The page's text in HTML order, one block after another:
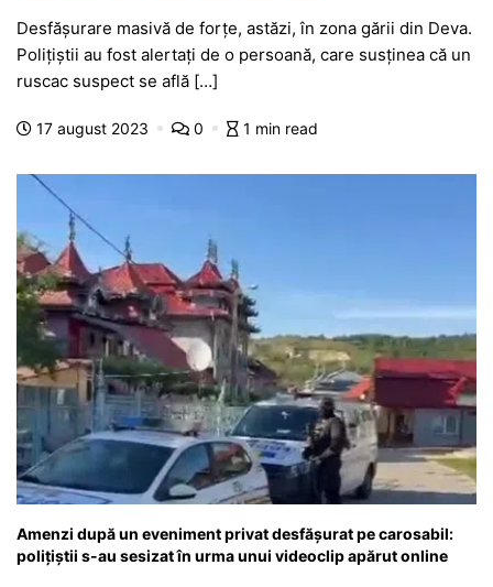
c
e
b
o
o
k
at
s
A
p
s
s
e
g
itt
er
e
a
m
s
a
g
e
ta
ă
Desfășurare masivă de forțe, astăzi, în zona gării din Deva.
Polițiștii au fost alertați de o persoană, care susținea că un
ruscac suspect se află […]
17 august 2023 0 1 min read
Amenzi după un eveniment privat desfășurat pe carosabil:
polițiștii s-au sesizat în urma unui videoclip apărut online